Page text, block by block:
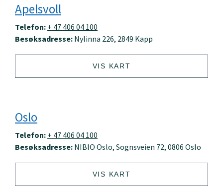
Apelsvoll
Telefon: + 47 406 04 100
Besøksadresse: Nylinna 226, 2849 Kapp
VIS KART
Oslo
Telefon: + 47 406 04 100
Besøksadresse: NIBIO Oslo, Sognsveien 72, 0806 Oslo
VIS KART